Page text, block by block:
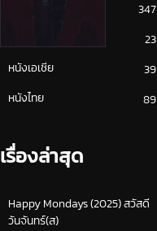
347
23
หนังเอเชีย
39
หนังไทย
89
เรื่องล่าสุด
Happy Mondays (2025) สวัสดี
วันจันทร์(ส)